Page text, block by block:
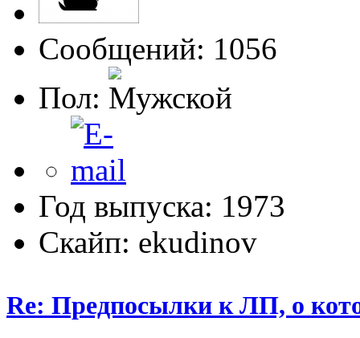
Сообщений: 1056
Пол:
Год выпуска: 1973
Скайп: ekudinov
Re: Предпосылки к ЛП, о